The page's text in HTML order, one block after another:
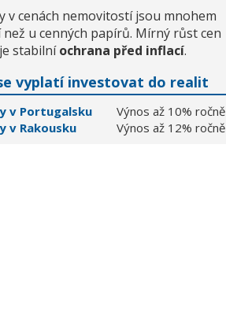
v cenách nemovitostí jsou mnohem
než u cenných papírů. Mírný růst cen
stabilníochrana před inflací.
vyplatí investovat do realit
v Portugalsku
Výnos až 10% ročně
v Rakousku
Výnos až 12% ročně